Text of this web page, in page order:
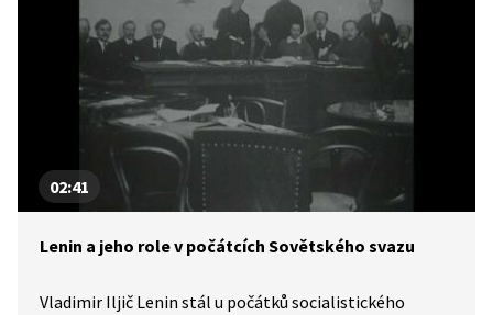
členů londýnské exilové vlády. Jedním z důsledků
smlouvy bylo i v červnu 1945 odevzdání území
Podkarpatské Rusi Sovětskému svazu.
02:41
Lenin a jeho role v počátcích Sovětského svazu
Vladimir Iljič Lenin stál u počátků socialistického